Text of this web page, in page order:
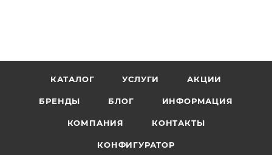
КАТАЛОГ УСЛУГИ АКЦИИ
БРЕНДЫ БЛОГ ИНФОРМАЦИЯ
КОМПАНИЯ КОНТАКТЫ
КОНФИГУРАТОР